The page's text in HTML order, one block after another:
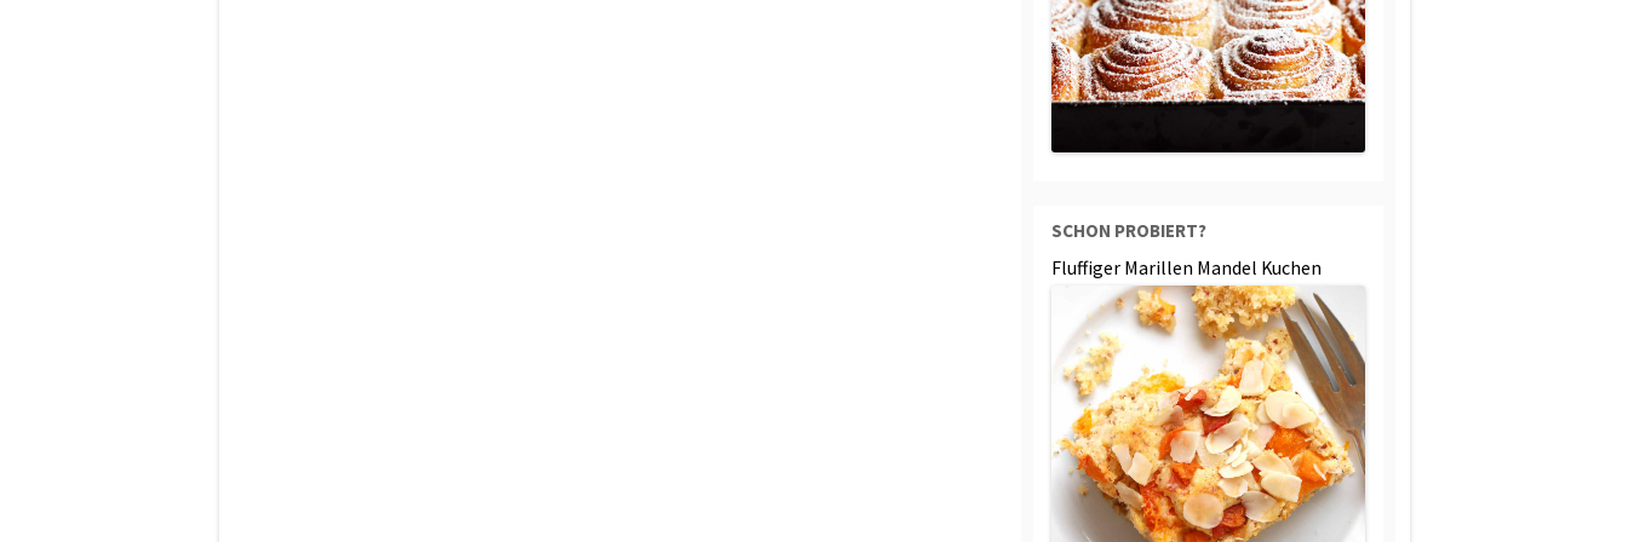
SCHON PROBIERT?
Fluffiger Marillen Mandel Kuchen